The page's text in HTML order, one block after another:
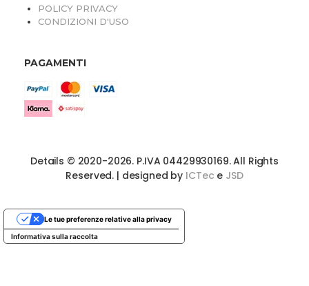
POLICY PRIVACY
CONDIZIONI D'USO
PAGAMENTI
Details © 2020-2026. P.IVA 04429930169. All Rights
Reserved. | designed by ICTec e JSD
Informativa sulla raccolta
Le tue preferenze relative alla privacy